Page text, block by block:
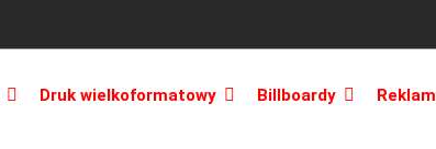
Druk wielkoformatowy Billboardy